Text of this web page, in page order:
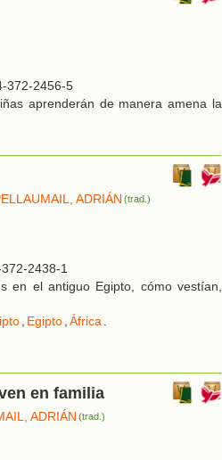
372-2456-5
aprenderán de manera amena la
ADRIÁN (trad.)
2438-1
en el antiguo Egipto, cómo vestían,
Egipto África
en familia
ADRIÁN (trad.)